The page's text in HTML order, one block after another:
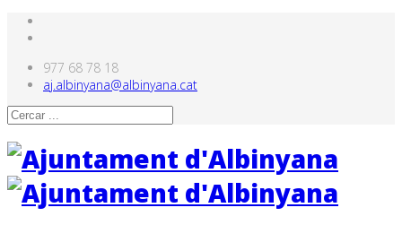
977 68 78 18
aj.albinyana@albinyana.cat